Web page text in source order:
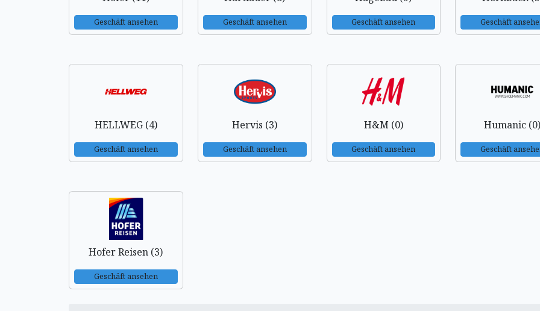
Geschäft ansehen Geschäft ansehen Geschäft ansehen Geschäft
HELLWEG (4)
Geschäft ansehen
Hervis (3)
Geschäft ansehen
H&M (0)
Geschäft ansehen
Humanic
Geschäft
Hofer Reisen (3)
Geschäft ansehen